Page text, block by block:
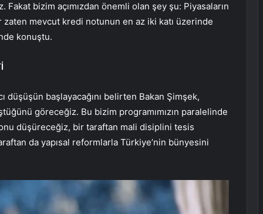
bizim açımızdan önemli olan şey şu: Piyasaların
zaten mevcut kredi notunun en az iki katı üzerinde
konuştu.
düşüşün başlayacağını belirten Bakan Şimşek,
göreceğiz. Bu bizim programımızın paralelinde
düşüreceğiz, bir taraftan mali disiplini tesis
da yapısal reformlarla Türkiye’nin bünyesini